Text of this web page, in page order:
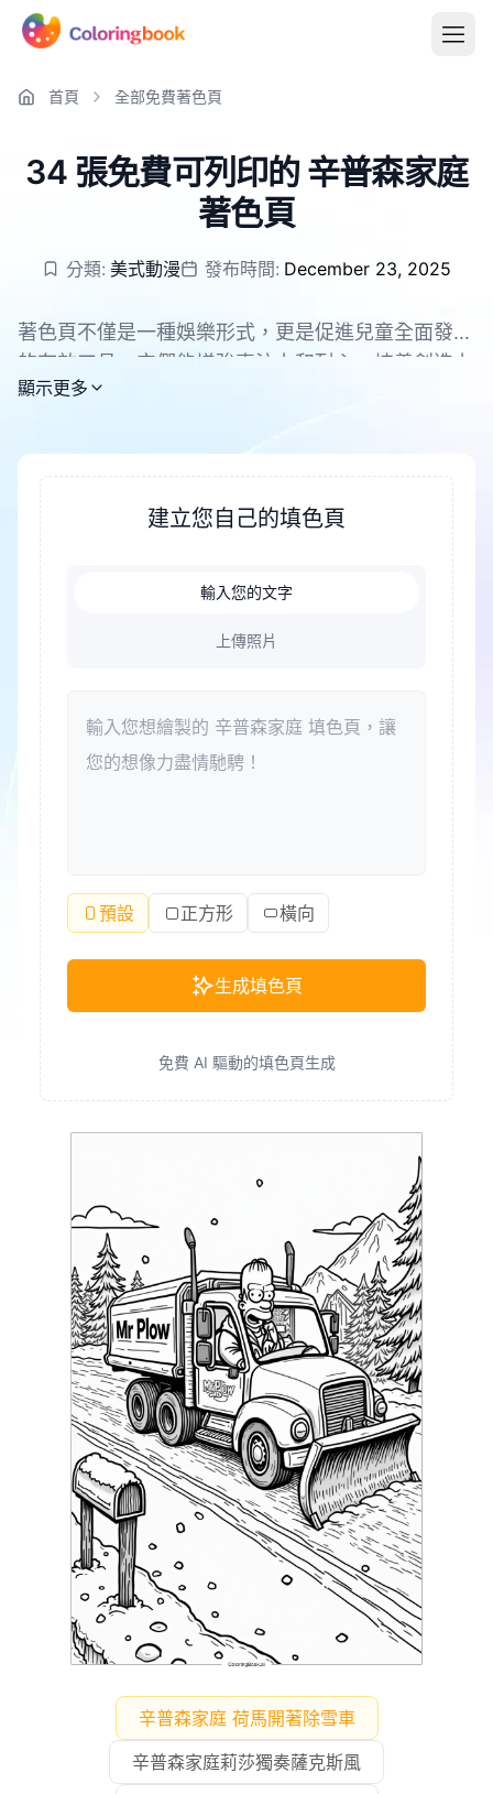
首頁 全部免費著色頁
34 張免費可列印的 辛普森家庭
著色頁
分類: 美式動漫 發布時間: December 23, 2025
著色頁不僅是一種娛樂形式，更是促進兒童全面發展
的有效工具。它們能增強專注力和耐心，培養創造力
和想像力。在著色過程中，兒童的手眼協調能力和精
孩子放鬆的好方法。著色還能增強色彩識別能力，提
升審美情趣。對於成年人來說，著色也是放鬆和緩解
壓力的好方式。此外，著色可以成為家庭成員共度美
好時光、增進親子關係的紐帶。
所有 辛普森家庭 著色頁均可免費下載，支援 PDF 和
顯示更多
辛普森家庭 荷馬開著除雪車
辛普森家庭莉莎獨奏薩克斯風
建立您自己的填色頁
輸入您的文字
上傳照片
預設 正方形 橫向
生成填色頁
免費 AI 驅動的填色頁生成